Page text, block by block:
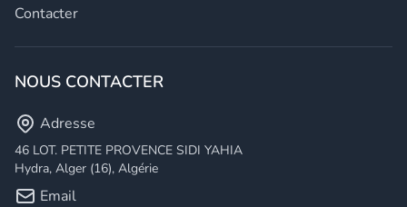
Contacter
NOUS CONTACTER
Adresse
46 LOT. PETITE PROVENCE SIDI YAHIA
Hydra, Alger (16), Algérie
Email